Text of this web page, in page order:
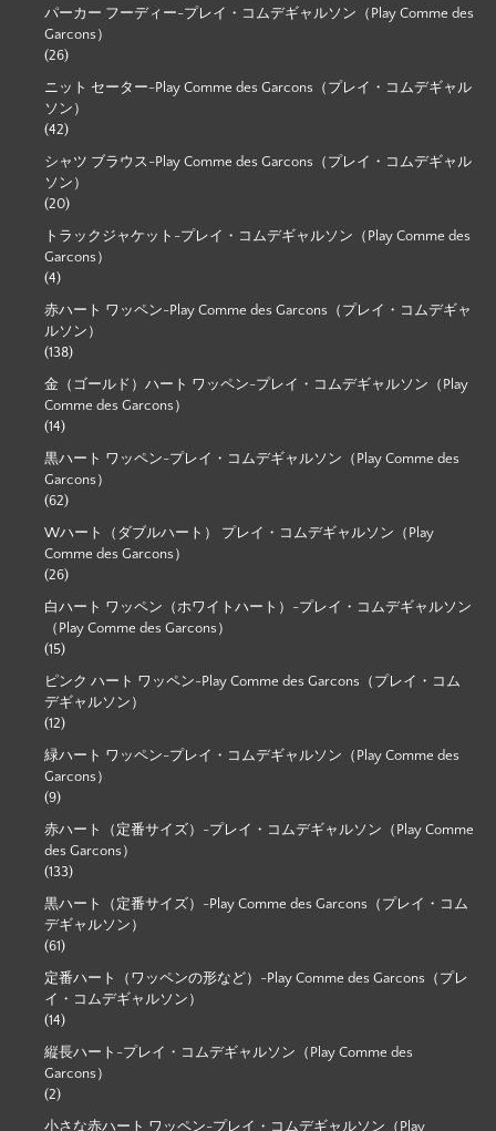
パーカー フーディー-プレイ・コムデギャルソン（Play Comme des
Garcons）
(26)
ニット セーター-Play Comme des Garcons（プレイ・コムデギャル
ソン）
(42)
シャツ ブラウス-Play Comme des Garcons（プレイ・コムデギャル
ソン）
(20)
トラックジャケット-プレイ・コムデギャルソン（Play Comme des
Garcons）
(4)
赤ハート ワッペン-Play Comme des Garcons（プレイ・コムデギャ
ルソン）
(138)
金（ゴールド）ハート ワッペン-プレイ・コムデギャルソン（Play
Comme des Garcons）
(14)
黒ハート ワッペン-プレイ・コムデギャルソン（Play Comme des
Garcons）
(62)
Wハート（ダブルハート） プレイ・コムデギャルソン（Play
Comme des Garcons）
(26)
白ハート ワッペン（ホワイトハート）-プレイ・コムデギャルソン
（Play Comme des Garcons）
(15)
ピンク ハート ワッペン-Play Comme des Garcons（プレイ・コム
デギャルソン）
(12)
緑ハート ワッペン-プレイ・コムデギャルソン（Play Comme des
Garcons）
(9)
赤ハート（定番サイズ）-プレイ・コムデギャルソン（Play Comme
des Garcons）
(133)
黒ハート（定番サイズ）-Play Comme des Garcons（プレイ・コム
デギャルソン）
(61)
定番ハート（ワッペンの形など）-Play Comme des Garcons（プレ
イ・コムデギャルソン）
(14)
縦長ハート-プレイ・コムデギャルソン（Play Comme des
Garcons）
(2)
小さな赤ハート ワッペン-プレイ・コムデギャルソン（Play